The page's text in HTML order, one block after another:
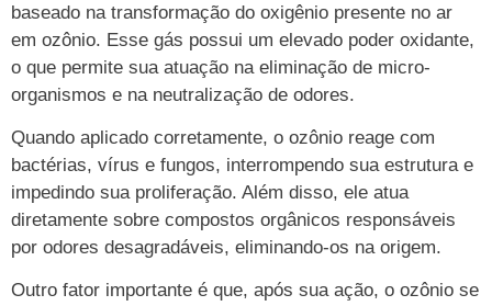
baseado na transformação do oxigênio presente no ar
em ozônio. Esse gás possui um elevado poder oxidante,
o que permite sua atuação na eliminação de micro-
organismos e na neutralização de odores.
Quando aplicado corretamente, o ozônio reage com
bactérias, vírus e fungos, interrompendo sua estrutura e
impedindo sua proliferação. Além disso, ele atua
diretamente sobre compostos orgânicos responsáveis
por odores desagradáveis, eliminando-os na origem.
Outro fator importante é que, após sua ação, o ozônio se